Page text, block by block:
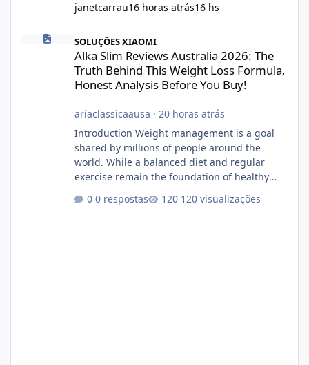
janetcarrau16 horas atrás16 hs
Alka Slim Reviews Australia 2026: The Truth Behind This
SOLUÇÕES XIAOMI
Alka Slim Reviews Australia 2026: The
Truth Behind This Weight Loss Formula,
Honest Analysis Before You Buy!
ariaclassicaausa · 20 horas atrás
Introduction Weight management is a goal
shared by millions of people around the
world. While a balanced diet and regular
exercise remain the foundation of healthy
dietary supplements for additional support.
0 respostas 120 visualizações